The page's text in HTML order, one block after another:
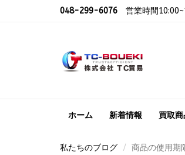
048-299-6076 営業時間
ホーム 新着情報 買取
私たちのブログ 商品の使用期